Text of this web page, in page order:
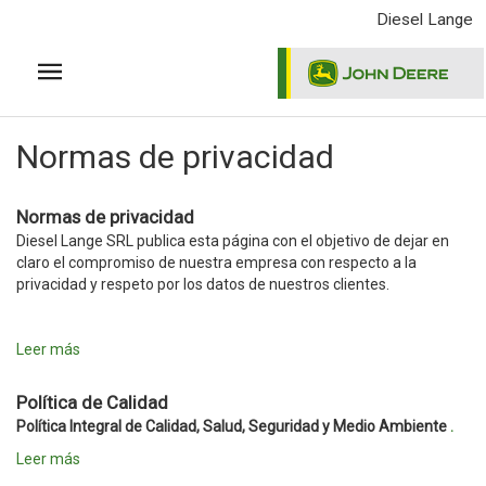
principal
Diesel Lange
Normas de privacidad
Normas de privacidad
Diesel Lange SRL publica esta página con el objetivo de dejar en
claro el compromiso de nuestra empresa con respecto a la
privacidad y respeto por los datos de nuestros clientes.
Leer más
Política de Calidad
Política Integral de Calidad, Salud, Seguridad y Medio Ambiente .
Leer más